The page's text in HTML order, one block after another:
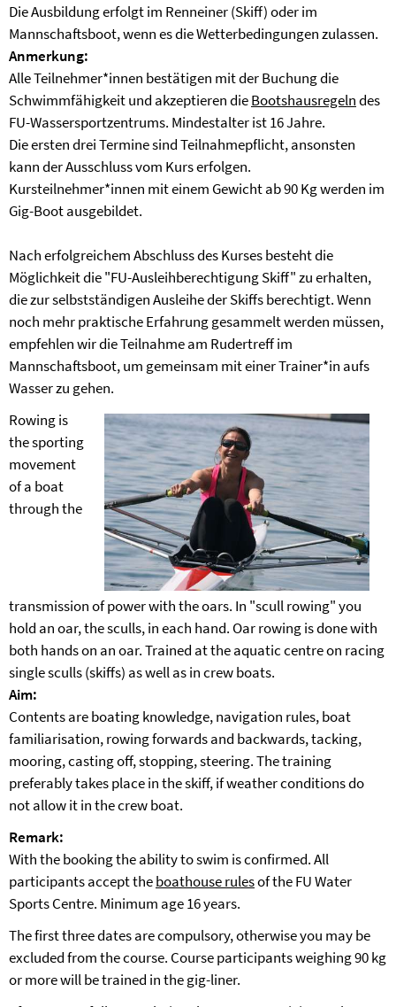
Die Ausbildung erfolgt im Renneiner (Skiff) oder im
Mannschaftsboot, wenn es die Wetterbedingungen zulassen.
Anmerkung:
Alle Teilnehmer*innen bestätigen mit der Buchung die
Schwimmfähigkeit und akzeptieren dieBootshausregelndes
FU-Wassersportzentrums. Mindestalter ist 16 Jahre.
Die ersten drei Termine sind Teilnahmepflicht, ansonsten
kann der Ausschluss vom Kurs erfolgen.
Kursteilnehmer*innen mit einem Gewicht ab 90 Kg werden im
Gig-Boot ausgebildet.
Nach erfolgreichem Abschluss des Kurses besteht die
Möglichkeit die "FU-Ausleihberechtigung Skiff" zu erhalten,
die zur selbstständigen Ausleihe der Skiffs berechtigt. Wenn
noch mehr praktische Erfahrung gesammelt werden müssen,
empfehlen wir die Teilnahme am Rudertreff im
Mannschaftsboot, um gemeinsam mit einer Trainer*in aufs
Wasser zu gehen.
Rowing is
the sporting
movement
of a boat
through the
transmission of power with the oars. In "scull rowing" you
hold an oar, the sculls, in each hand. Oar rowing is done with
both hands on an oar. Trained at the aquatic centre on racing
single sculls (skiffs) as well as in crew boats.
Aim:
Contents are boating knowledge, navigation rules, boat
familiarisation, rowing forwards and backwards, tacking,
mooring, casting off, stopping, steering. The training
preferably takes place in the skiff, if weather conditions do
not allow it in the crew boat.
Remark:
With the booking the ability to swim is confirmed. All
participants accept theboathouse rulesof the FU Water
Sports Centre. Minimum age 16 years.
The first three dates are compulsory, otherwise you may be
excluded from the course. Course participants weighing 90 kg
or more will be trained in the gig-liner.